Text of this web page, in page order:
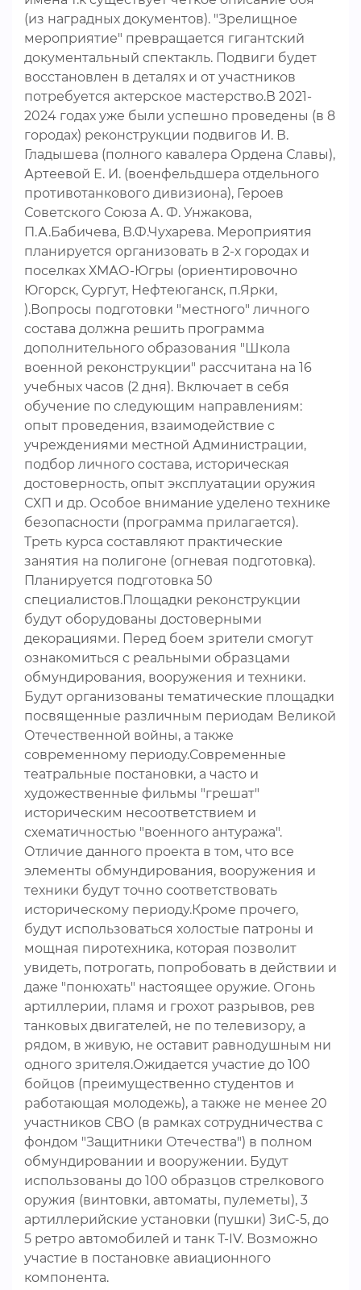
(из наградных документов). "Зрелищное
мероприятие" превращается гигантский
документальный спектакль. Подвиги будет
восстановлен в деталях и от участников
потребуется актерское мастерство.В 2021-
2024 годах уже были успешно проведены (в 8
городах) реконструкции подвигов И. В.
Гладышева (полного кавалера Ордена Славы),
Артеевой Е. И. (военфельдшера отдельного
противотанкового дивизиона), Героев
Советского Союза А. Ф. Унжакова,
П.А.Бабичева, В.Ф.Чухарева. Мероприятия
планируется организовать в 2-х городах и
поселках ХМАО-Югры (ориентировочно
Югорск, Сургут, Нефтеюганск, п.Ярки,
).Вопросы подготовки "местного" личного
состава должна решить программа
дополнительного образования "Школа
военной реконструкции" рассчитана на 16
учебных часов (2 дня). Включает в себя
обучение по следующим направлениям:
опыт проведения, взаимодействие с
учреждениями местной Администрации,
подбор личного состава, историческая
достоверность, опыт эксплуатации оружия
СХП и др. Особое внимание уделено технике
безопасности (программа прилагается).
Треть курса составляют практические
занятия на полигоне (огневая подготовка).
Планируется подготовка 50
специалистов.Площадки реконструкции
будут оборудованы достоверными
декорациями. Перед боем зрители смогут
ознакомиться с реальными образцами
обмундирования, вооружения и техники.
Будут организованы тематические площадки
посвященные различным периодам Великой
Отечественной войны, а также
современному периоду.Современные
театральные постановки, а часто и
художественные фильмы "грешат"
историческим несоответствием и
схематичностью "военного антуража".
Отличие данного проекта в том, что все
элементы обмундирования, вооружения и
техники будут точно соответствовать
историческому периоду.Кроме прочего,
будут использоваться холостые патроны и
мощная пиротехника, которая позволит
увидеть, потрогать, попробовать в действии и
даже "понюхать" настоящее оружие. Огонь
артиллерии, пламя и грохот разрывов, рев
танковых двигателей, не по телевизору, а
рядом, в живую, не оставит равнодушным ни
одного зрителя.Ожидается участие до 100
бойцов (преимущественно студентов и
работающая молодежь), а также не менее 20
участников СВО (в рамках сотрудничества с
фондом "Защитники Отечества") в полном
обмундировании и вооружении. Будут
использованы до 100 образцов стрелкового
оружия (винтовки, автоматы, пулеметы), 3
артиллерийские установки (пушки) ЗиС-5, до
5 ретро автомобилей и танк Т-IV. Возможно
участие в постановке авиационного
компонента.